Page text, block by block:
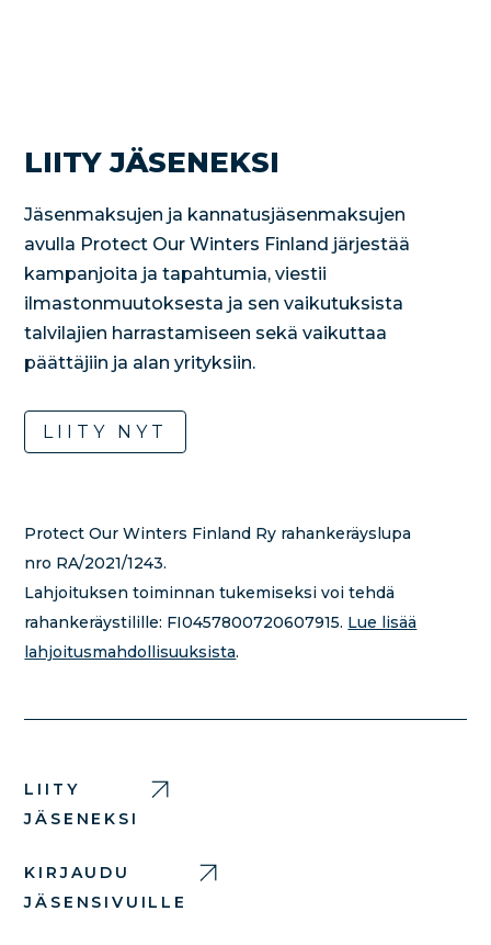
LIITY JÄSENEKSI
Jäsenmaksujen ja kannatusjäsenmaksujen
avulla Protect Our Winters Finland järjestää
kampanjoita ja tapahtumia, viestii
ilmastonmuutoksesta ja sen vaikutuksista
talvilajien harrastamiseen sekä vaikuttaa
päättäjiin ja alan yrityksiin.
LIITY NYT
Protect Our Winters Finland Ry rahankeräyslupa
nro RA/2021/1243.
Lahjoituksen toiminnan tukemiseksi voi tehdä
rahankeräystilille: FI0457800720607915. Lue lisää
lahjoitusmahdollisuuksista.
LIITY
JÄSENEKSI
KIRJAUDU
JÄSENSIVUILLE